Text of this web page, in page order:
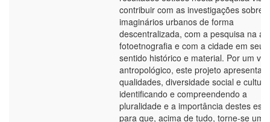
contribuir com as investigações sobre
imaginários urbanos de forma
descentralizada, com a pesquisa na
fotoetnografia e com a cidade em seu
sentido histórico e material. Por um
antropológico, este projeto apresenta
qualidades, diversidade social e
identificando e compreendendo a
pluralidade e a importância destes
para que, acima de tudo, torne-se um